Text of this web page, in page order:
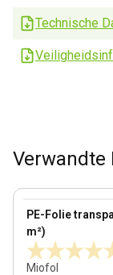
Technische
Verwandte
PE-Folie
m²)
Miofol
View product